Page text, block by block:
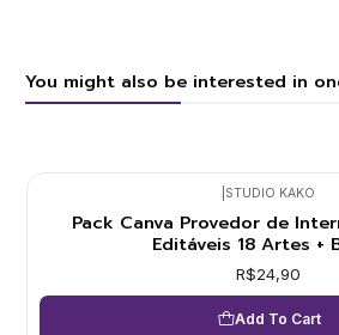
You might also be interested in
STUDIO KAKO
Pack Canva Provedor de
Editáveis 18 Artes +
R$24,90
Add To Cart